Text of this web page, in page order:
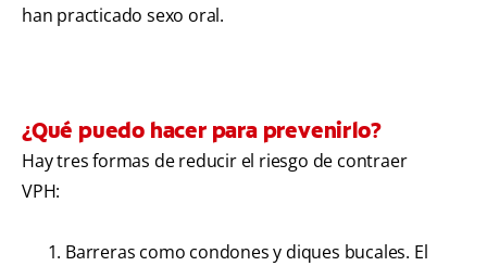
han practicado sexo oral.
¿Qué puedo hacer para prevenirlo?
Hay tres formas de reducir el riesgo de contraer
VPH:
Barreras como condones y diques bucales. El